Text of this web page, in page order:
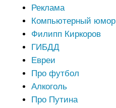
Реклама
Компьютерный юмор
Филипп Киркоров
ГИБДД
Евреи
Про футбол
Алкоголь
Про Путина